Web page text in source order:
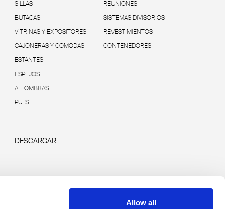
Allow all
SILLAS
BUTACAS
VITRINAS Y EXPOSITORES
CAJONERAS Y CÓMODAS
ESTANTES
ESPEJOS
ALFOMBRAS
PUFS
REUNIONES
SISTEMAS DIVISORIOS
REVESTIMIENTOS
CONTENEDORES
DESCARGAR